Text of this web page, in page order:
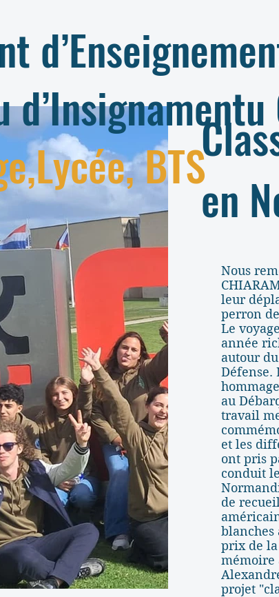
BTS
en
Nous
leur
perron
Le
année
autour
Défense.
au
travail
et les
ont pris
conduit
de
blanches
prix de
mémoire
projet